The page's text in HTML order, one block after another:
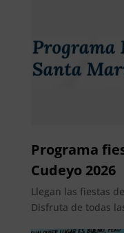
Programa
Cudeyo 2026
Llegan las fiestas
Disfruta de todas